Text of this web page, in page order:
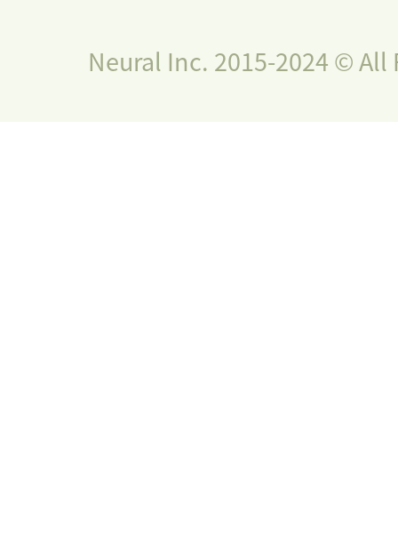
Neural Inc. 2015-2024 © All